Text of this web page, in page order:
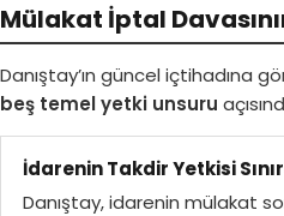
Mülakat İptal
Danıştay’ın güncel içtihadına
beş temel yetki unsuru
İdarenin Takdir Yetkisi
Danıştay, idarenin mülakat